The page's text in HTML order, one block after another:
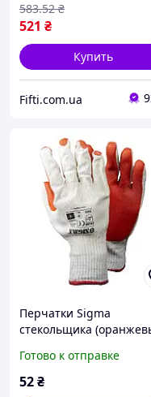
521 ₴
583.52 ₴
Купить
Fifti.com.ua
Перчатки Sigma
стекольщика
Готово к отправке
52₴